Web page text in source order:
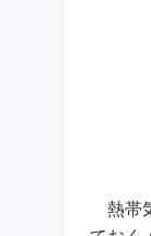
熱帯